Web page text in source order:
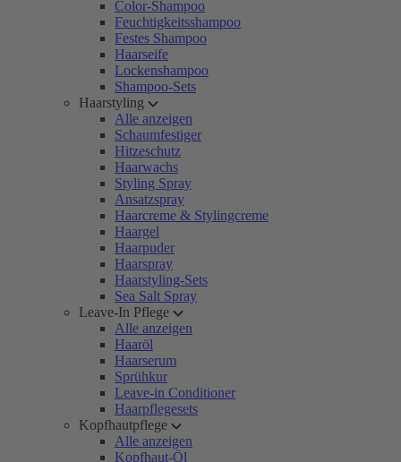
Color-Shampoo
Feuchtigkeitsshampoo
Festes Shampoo
Haarseife
Lockenshampoo
Shampoo-Sets
Haarstyling
Alle anzeigen
Schaumfestiger
Hitzeschutz
Haarwachs
Styling Spray
Ansatzspray
Haarcreme & Stylingcreme
Haargel
Haarpuder
Haarspray
Haarstyling-Sets
Sea Salt Spray
Leave-In Pflege
Alle anzeigen
Haaröl
Haarserum
Sprühkur
Leave-in Conditioner
Haarpflegesets
Kopfhautpflege
Alle anzeigen
Kopfhaut-Öl